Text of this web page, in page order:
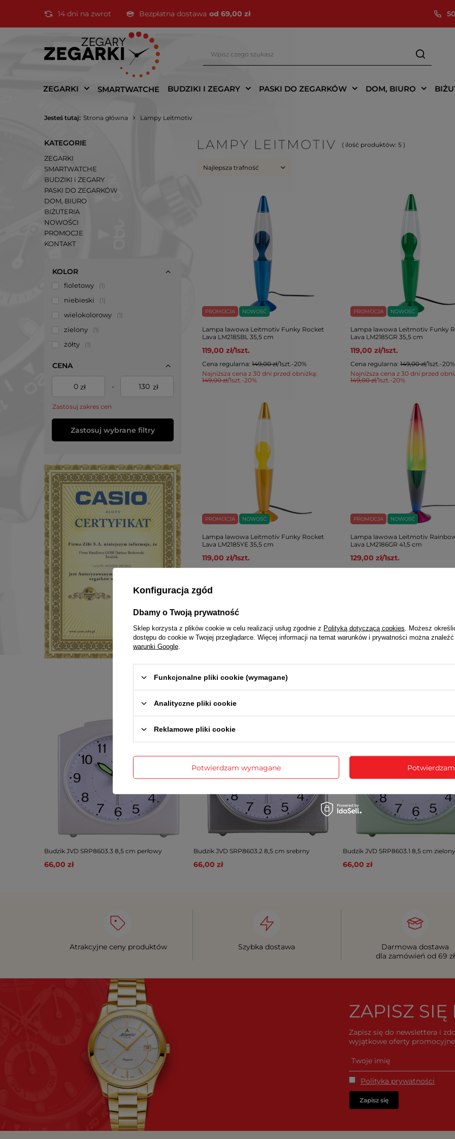
14 dni na zwrot Bezpłatna dostawa od 69,00 zł
ZEGARKI SMARTWATCHE BUDZIKI I ZEGARY PASKI DO ZEGARKÓW DOM, BIURO
Jesteś tutaj: Strona główna Lampy Leitmotiv
KATEGORIE
ZEGARKI
SMARTWATCHE
BUDZIKI i ZEGARY
PASKI DO ZEGARKÓW
DOM, BIURO
BIŻUTERIA
NOWOŚCI
PROMOCJE
KONTAKT
KOLOR
fioletowy 1
niebieski 1
wielokolorowy 1
zielony 1
żółty 1
CENA
zł - zł
Zastosuj zakres cen
Zastosuj wybrane filtry
LAMPY LEITMOTIV ( ilość produktów: 5 )
Najlepsza trafność
PROMOCJA NOWOŚĆ
Lampa lawowa Leitmotiv Funky Rocket
Lava LM2185BL 35,5 cm
119,00 zł/1szt.
Najniższa cena z 30 dni przed obniżką:
149,00 zł/1szt.-20%
Cena regularna: 149,00 zł/1szt.-20%
PROMOCJA NOWOŚĆ
Lampa lawowa Leitmotiv Funky
Lava LM2185GR 35,5 cm
119,00 zł/1szt.
Najniższa cena z 30 dni przed
149,00 zł/1szt.-20%
Cena regularna:149,00 zł/1szt.-20%
PROMOCJA NOWOŚĆ
Lampa lawowa Leitmotiv Funky Rocket
Lava LM2185YE 35,5 cm
119,00 zł/1szt.
149,00 zł
PROMOCJA NOWOŚĆ
Lampa lawowa Leitmotiv
Lava LM2186GR 41,5 cm
129,00 zł/1szt.
Budzik JVD SRP8603.3 8,5 cm perłowy
66,00 zł
Budzik JVD SRP8603.2 8,5 cm srebrny
66,00 zł
Budzik JVD SRP8603.1 8,5 cm zielony
66,00 zł
Atrakcyjne ceny produktów Szybka dostawa
Darmowa dostawa
dla zamówień od 69 zł
ZAPISZ SIĘ
Zapisz się do newslettera i
wyjątkowe oferty
Polityka prywatności
Zapisz się
Konfiguracja zgód
Dbamy o Twoją prywatność
Sklep korzysta z plików cookie w celu realizacji usług zgodnie z Polityką dotyczącą cookies . Możesz
dostępu do cookie w Twojej przeglądarce. Więcej informacji na temat warunków i prywatności można
warunki Google
Funkcjonalne pliki cookie (wymagane)
Analityczne pliki cookie
Reklamowe pliki cookie
Potwierdzam wymagane